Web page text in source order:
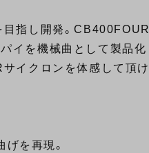
指し開発。CB400FOUR
イを機械曲として製品化
イクロンを体感して頂け
を再現。